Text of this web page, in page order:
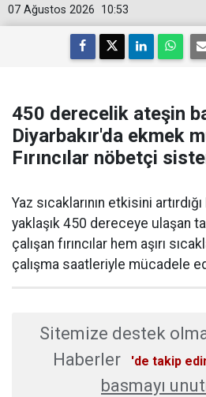
10:53
07 Ağustos 2026
450 derecelik ateşin
Diyarbakır'da ekmek
Fırıncılar nöbetçi
Yaz sıcaklarının etkisini
yaklaşık 450 dereceye ulaşan
çalışan fırıncılar hem aşırı
çalışma saatleriyle mücadele
Sitemize destek
Haberler
'de takip
basmayı